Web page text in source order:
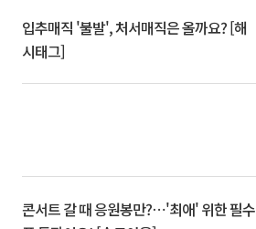
입추매직 '불발', 처서매직은 올까요? [해
시태그]
콘서트 갈 때 응원봉만?⋯'최애' 위한 필수